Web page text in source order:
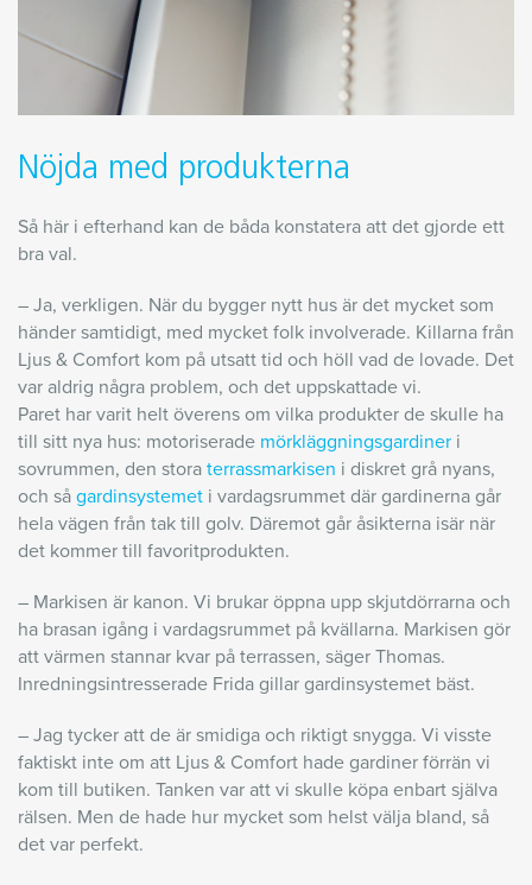
Nöjda med produkterna
Så här i efterhand kan de båda konstatera att det gjorde ett
bra val.
– Ja, verkligen. När du bygger nytt hus är det mycket som
händer samtidigt, med mycket folk involverade. Killarna från
Ljus & Comfort kom på utsatt tid och höll vad de lovade. Det
var aldrig några problem, och det uppskattade vi.
Paret har varit helt överens om vilka produkter de skulle ha
till sitt nya hus: motoriserade mörkläggningsgardiner i
sovrummen, den stora terrassmarkisen i diskret grå nyans,
och så gardinsystemet i vardagsrummet där gardinerna går
hela vägen från tak till golv. Däremot går åsikterna isär när
det kommer till favoritprodukten.
– Markisen är kanon. Vi brukar öppna upp skjutdörrarna och
ha brasan igång i vardagsrummet på kvällarna. Markisen gör
att värmen stannar kvar på terrassen, säger Thomas.
Inredningsintresserade Frida gillar gardinsystemet bäst.
– Jag tycker att de är smidiga och riktigt snygga. Vi visste
faktiskt inte om att Ljus & Comfort hade gardiner förrän vi
kom till butiken. Tanken var att vi skulle köpa enbart själva
rälsen. Men de hade hur mycket som helst välja bland, så
det var perfekt.